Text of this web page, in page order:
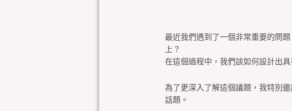
最近我們遇到了一個非常重要的問
上？
在這個過程中，我們該如何設計出
為了更深入了解這個議題，我特別
話題。